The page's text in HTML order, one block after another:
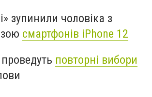
зупинили чоловіка з
смартфонів iPhone 12
повторні вибори